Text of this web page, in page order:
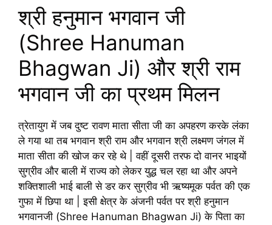
श्री हनुमान भगवान जी
(Shree Hanuman
Bhagwan Ji) और श्री राम
भगवान जी का प्रथम मिलन
त्रेतायुग में जब दुष्ट रावण माता सीता जी का अपहरण करके लंका
ले गया था तब भगवान श्री राम और भगवान श्री लक्ष्मण जंगल में
माता सीता की खोज कर रहे थे | वहीं दूसरी तरफ दो वानर भाइयों
सुग्रीव और बाली में राज्य को लेकर युद्ध चल रहा था और अपने
शक्तिशाली भाई बाली से डर कर सुग्रीव भी ऋष्यमूक पर्वत की एक
गुफा में छिपा था | इसी क्षेत्र के अंजनी पर्वत पर श्री हनुमान
भगवानजी (Shree Hanuman Bhagwan Ji) के पिता का